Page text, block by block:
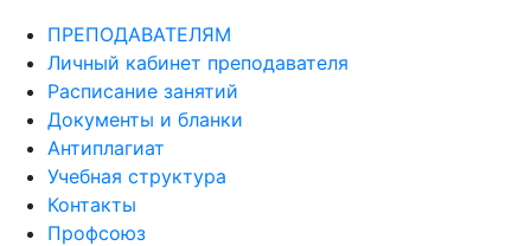
ПРЕПОДАВАТЕЛЯМ
Личный кабинет преподавателя
Расписание занятий
Документы и бланки
Антиплагиат
Учебная структура
Контакты
Профсоюз